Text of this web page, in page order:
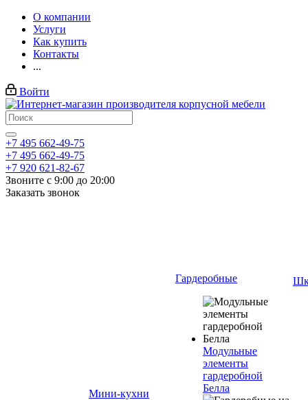
О компании
Услуги
Как купить
Контакты
...
Войти
+7 495 662-49-75
+7 495 662-49-75
+7 920 621-82-67
Звоните с 9:00 до 20:00
Заказать звонок
Мини-кухни
Гардеробные
Модульные
элементы
гардеробной
Белла